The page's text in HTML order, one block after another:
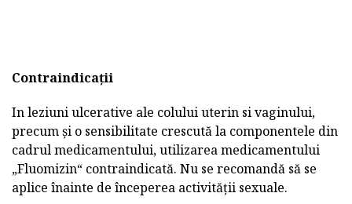
Contraindicații
In leziuni ulcerative ale colului uterin si vaginului,
precum și o sensibilitate crescută la componentele din
cadrul medicamentului, utilizarea medicamentului
„Fluomizin“ contraindicată. Nu se recomandă să se
aplice înainte de începerea activității sexuale.